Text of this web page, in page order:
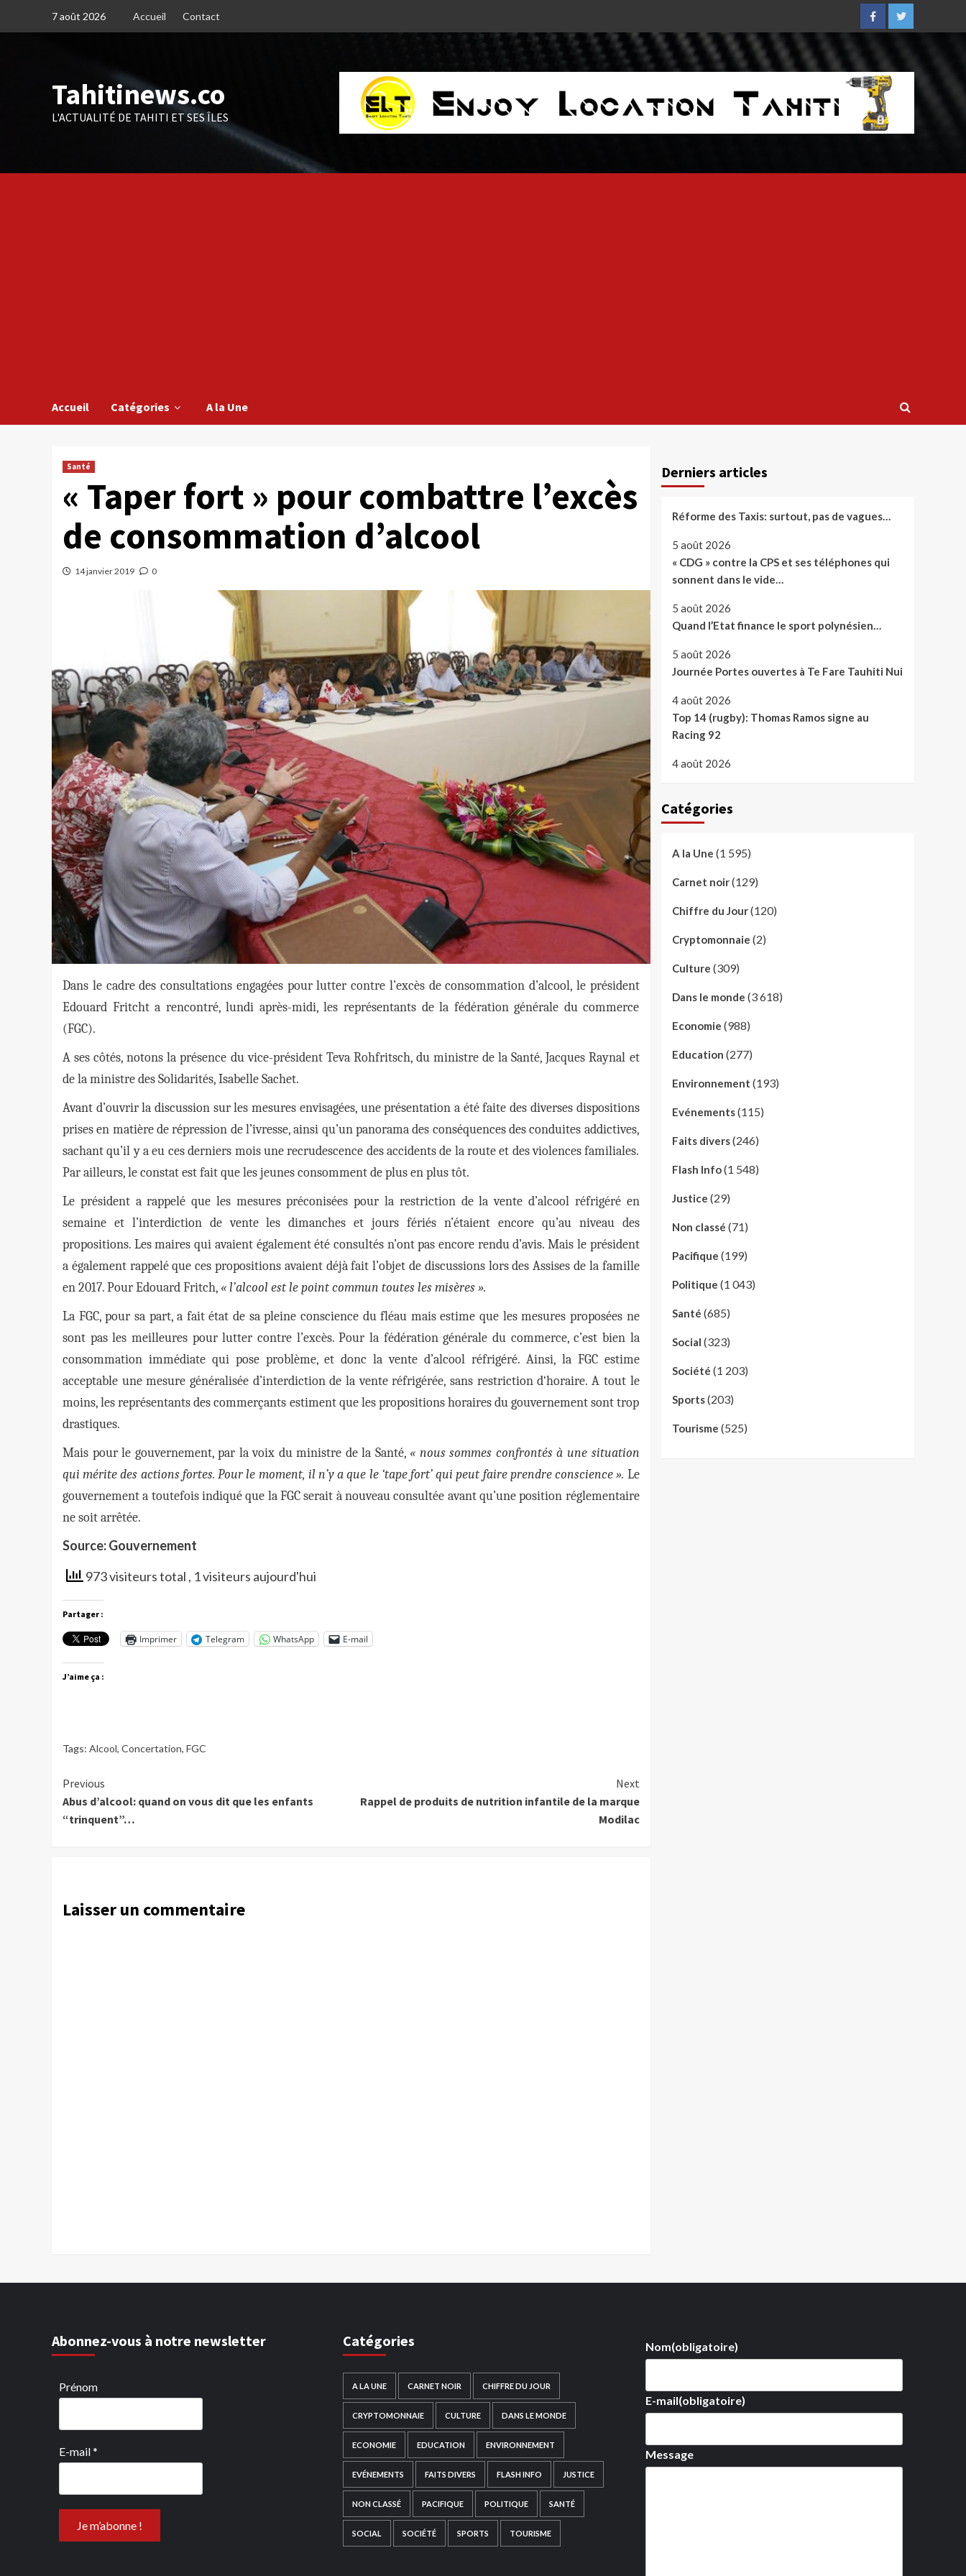
7 août 2026 Accueil Contact
FacebookTwitter
Tahitinews.co
L'ACTUALITÉ DE TAHITI ET SES ÎLES
Accueil Catégories A la Une
Santé
« Taper fort » pour combattre l’excès
de consommation d’alcool
14 janvier 2019 0
Dans le cadre des consultations engagées pour lutter contre l’excès de consommation d’alcool, le président
Edouard Fritcht a rencontré, lundi après-midi, les représentants de la fédération générale du commerce
(FGC).
A ses côtés, notons la présence du vice-président Teva Rohfritsch, du ministre de la Santé, Jacques Raynal et
de la ministre des Solidarités, Isabelle Sachet.
Avant d’ouvrir la discussion sur les mesures envisagées, une présentation a été faite des diverses dispositions
prises en matière de répression de l’ivresse, ainsi qu’un panorama des conséquences des conduites addictives,
sachant qu’il y a eu ces derniers mois une recrudescence des accidents de la route et des violences familiales.
Par ailleurs, le constat est fait que les jeunes consomment de plus en plus tôt.
Le président a rappelé que les mesures préconisées pour la restriction de la vente d’alcool réfrigéré en
semaine et l’interdiction de vente les dimanches et jours fériés n’étaient encore qu’au niveau des
propositions. Les maires qui avaient également été consultés n’ont pas encore rendu d’avis. Mais le président
a également rappelé que ces propositions avaient déjà fait l’objet de discussions lors des Assises de la famille
en 2017. Pour Edouard Fritch, « l’alcool est le point commun toutes les misères ».
La FGC, pour sa part, a fait état de sa pleine conscience du fléau mais estime que les mesures proposées ne
sont pas les meilleures pour lutter contre l’excès. Pour la fédération générale du commerce, c’est bien la
consommation immédiate qui pose problème, et donc la vente d’alcool réfrigéré. Ainsi, la FGC estime
acceptable une mesure généralisée d’interdiction de la vente réfrigérée, sans restriction d‘horaire. A tout le
moins, les représentants des commerçants estiment que les propositions horaires du gouvernement sont trop
drastiques.
Mais pour le gouvernement, par la voix du ministre de la Santé, « nous sommes confrontés à une situation
qui mérite des actions fortes. Pour le moment, il n’y a que le ‘tape fort’ qui peut faire prendre conscience ». Le
gouvernement a toutefois indiqué que la FGC serait à nouveau consultée avant qu’une position réglementaire
ne soit arrêtée.
Source: Gouvernement
973 visiteurs total , 1 visiteurs aujourd'hui
Partager :
Imprimer Telegram WhatsApp E-mail
J’aime ça :
Tags: Alcool, Concertation, FGC
Continue
Reading
Previous
Abus d’alcool: quand on vous dit que les enfants
“trinquent”…
Next
Rappel de produits de nutrition infantile de la marque
Modilac
Laisser un commentaire
Derniers articles
Réforme des Taxis: surtout, pas de vagues…
5 août 2026
« CDG » contre la CPS et ses téléphones qui
sonnent dans le vide…
5 août 2026
Quand l’Etat finance le sport polynésien…
5 août 2026
Journée Portes ouvertes à Te Fare Tauhiti Nui
4 août 2026
Top 14 (rugby): Thomas Ramos signe au
Racing 92
4 août 2026
Catégories
A la Une (1 595)
Carnet noir(129)
Chiffre du Jour(120)
Cryptomonnaie (2)
Culture (309)
Dans le monde (3 618)
Economie (988)
Education (277)
Environnement (193)
Evénements(115)
Faits divers(246)
Flash Info(1 548)
Justice (29)
Non classé (71)
Pacifique (199)
Politique (1 043)
Santé (685)
Social (323)
Société (1 203)
Sports(203)
Tourisme (525)
Abonnez-vous à notre newsletter
Prénom
E-mail*
Catégories
A LA UNE CARNET NOIR CHIFFRE DU JOUR
CRYPTOMONNAIE CULTURE DANS LE MONDE
ECONOMIE EDUCATION ENVIRONNEMENT
EVÉNEMENTS FAITS DIVERS FLASH INFO JUSTICE
NON CLASSÉ PACIFIQUE POLITIQUE SANTÉ
SOCIAL SOCIÉTÉ SPORTS TOURISME
Nom(obligatoire)
E-mail(obligatoire)
Message